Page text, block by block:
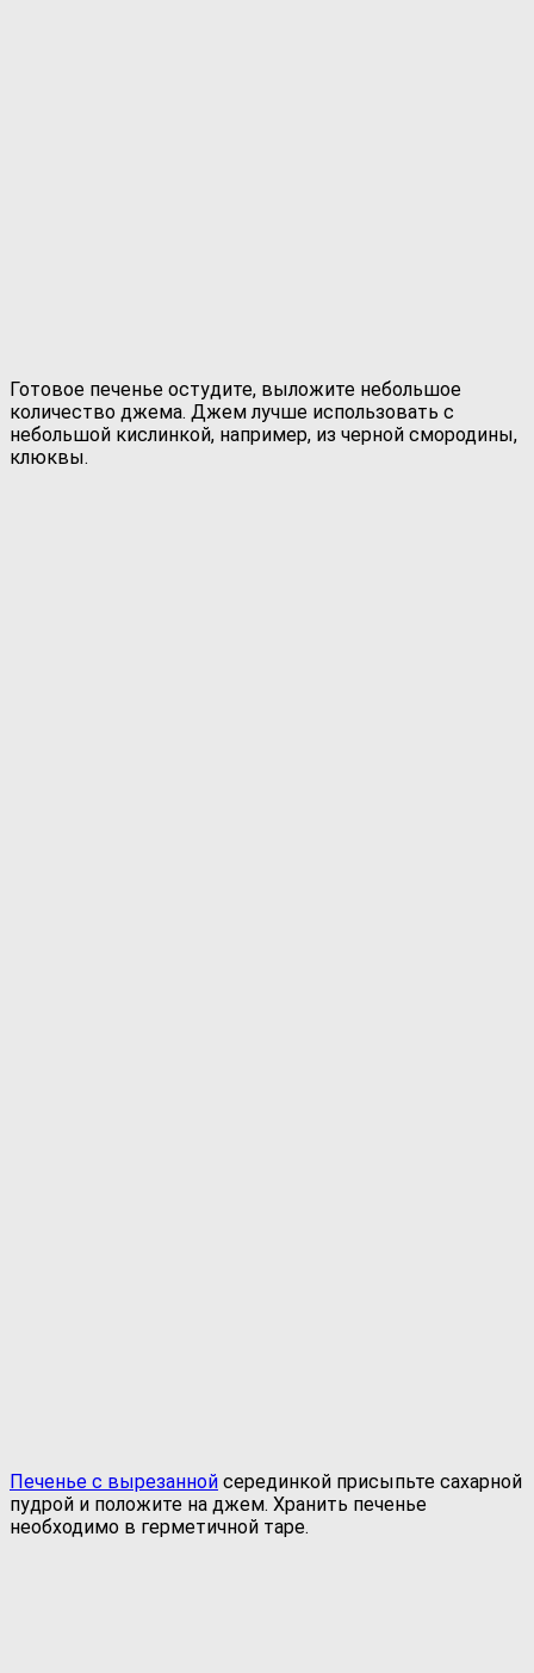
Готовое печенье остудите, выложите небольшое
количество джема. Джем лучше использовать с
небольшой кислинкой, например, из черной смородины,
клюквы.
Печенье с вырезанной серединкой присыпьте сахарной
пудрой и положите на джем. Хранить печенье
необходимо в герметичной таре.